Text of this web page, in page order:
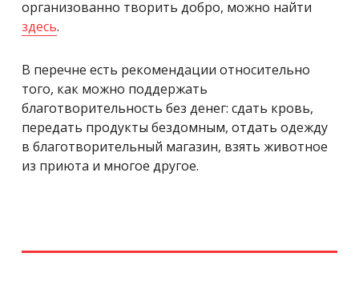
организованно творить добро, можно найти
здесь.
В перечне есть рекомендации относительно
того, как можно поддержать
благотворительность без денег: сдать кровь,
передать продукты бездомным, отдать одежду
в благотворительный магазин, взять животное
из приюта и многое другое.